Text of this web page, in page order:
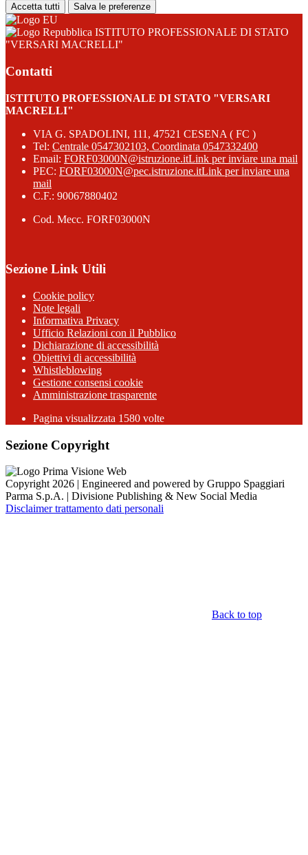
Accetta tutti Salva le preferenze
ISTITUTO PROFESSIONALE DI STATO
"VERSARI MACRELLI"
Contatti
ISTITUTO PROFESSIONALE DI STATO "VERSARI
MACRELLI"
VIA G. SPADOLINI, 111, 47521 CESENA ( FC )
Tel: Centrale 0547302103, Coordinata 0547332400
Email: FORF03000N@istruzione.itLink per inviare una mail
PEC: FORF03000N@pec.istruzione.itLink per inviare una
mail
C.F.: 90067880402
Cod. Mecc. FORF03000N
Sezione Link Utili
Cookie policy
Note legali
Informativa Privacy
Ufficio Relazioni con il Pubblico
Dichiarazione di accessibilità
Obiettivi di accessibilità
Whistleblowing
Gestione consensi cookie
Amministrazione trasparente
Pagina visualizzata 1580 volte
Sezione Copyright
Copyright 2026 | Engineered and powered by Gruppo Spaggiari
Parma S.p.A. | Divisione Publishing & New Social Media
Disclaimer trattamento dati personali
Back to top